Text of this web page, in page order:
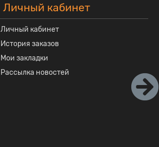
Личный кабинет
Личный кабинет
История заказов
Мои закладки
Рассылка новостей